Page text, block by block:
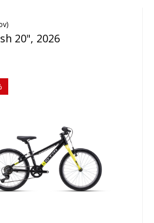
20", 2026